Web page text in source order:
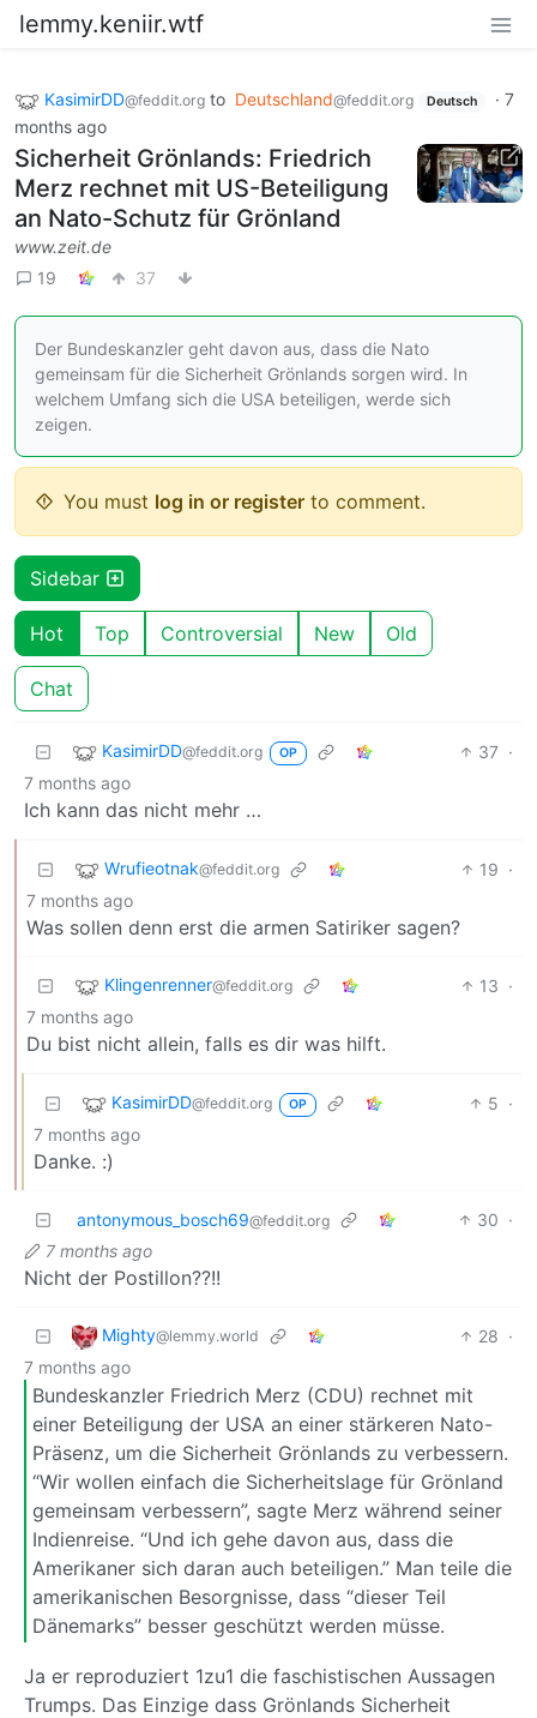
lemmy.keniir.wtf
KasimirDD@feddit.org to Deutschland@feddit.org Deutsch · 7
months ago
Sicherheit Grönlands: Friedrich
Merz rechnet mit US-Beteiligung
an Nato-Schutz für Grönland
www.zeit.de
19
37
Der Bundeskanzler geht davon aus, dass die Nato
gemeinsam für die Sicherheit Grönlands sorgen wird. In
welchem Umfang sich die USA beteiligen, werde sich
zeigen.
You must log in or register to comment.
Sidebar
Hot Top Controversial New Old
Chat
KasimirDD@feddit.org OP 37 ·
7 months ago
Ich kann das nicht mehr …
Wrufieotnak@feddit.org 19 ·
7 months ago
Was sollen denn erst die armen Satiriker sagen?
Klingenrenner@feddit.org 13 ·
7 months ago
Du bist nicht allein, falls es dir was hilft.
KasimirDD@feddit.org OP 5 ·
7 months ago
Danke. :)
antonymous_bosch69@feddit.org 30 ·
7 months ago
Nicht der Postillon??!!
Mighty@lemmy.world 28 ·
7 months ago
Bundeskanzler Friedrich Merz (CDU) rechnet mit
einer Beteiligung der USA an einer stärkeren Nato-
Präsenz, um die Sicherheit Grönlands zu verbessern.
“Wir wollen einfach die Sicherheitslage für Grönland
gemeinsam verbessern”, sagte Merz während seiner
Indienreise. “Und ich gehe davon aus, dass die
Amerikaner sich daran auch beteiligen.” Man teile die
amerikanischen Besorgnisse, dass “dieser Teil
Dänemarks” besser geschützt werden müsse.
Ja er reproduziert 1zu1 die faschistischen Aussagen
Trumps. Das Einzige dass Grönlands Sicherheit